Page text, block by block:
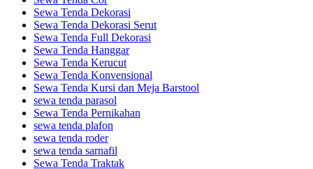
Sewa Tenda Dekorasi
Sewa Tenda Dekorasi Serut
Sewa Tenda Full Dekorasi
Sewa Tenda Hanggar
Sewa Tenda Kerucut
Sewa Tenda Konvensional
Sewa Tenda Kursi dan Meja Barstool
sewa tenda parasol
Sewa Tenda Pernikahan
sewa tenda plafon
sewa tenda roder
sewa tenda sarnafil
Sewa Tenda Traktak